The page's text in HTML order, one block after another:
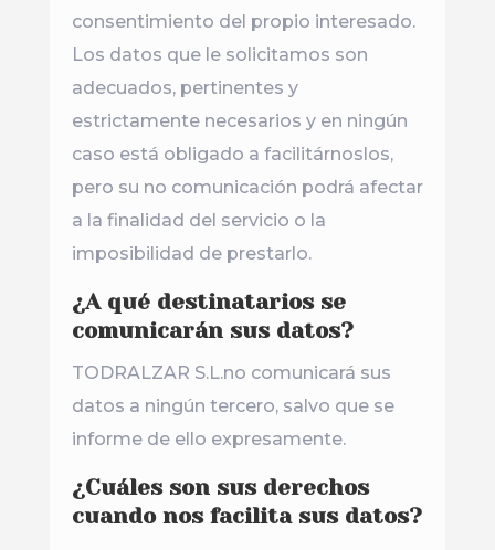
consentimiento del propio interesado.
Los datos que le solicitamos son
adecuados, pertinentes y
estrictamente necesarios y en ningún
caso está obligado a facilitárnoslos,
pero su no comunicación podrá afectar
a la finalidad del servicio o la
imposibilidad de prestarlo.
¿A qué destinatarios se
comunicarán sus datos?
TODRALZAR S.L.no comunicará sus
datos a ningún tercero, salvo que se
informe de ello expresamente.
¿Cuáles son sus derechos
cuando nos facilita sus datos?